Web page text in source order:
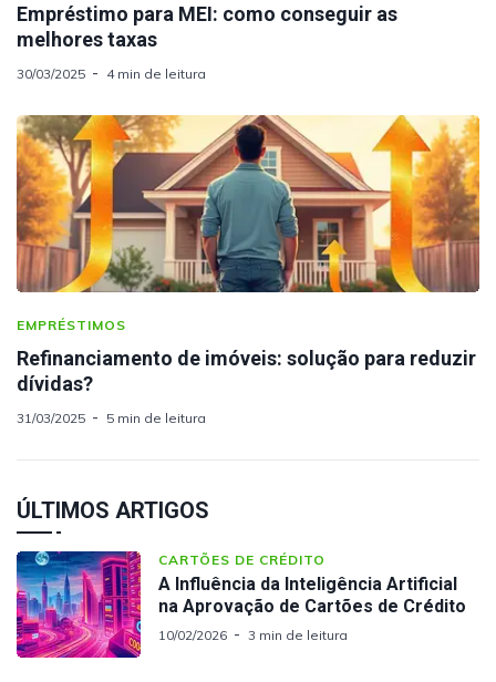
Empréstimo para MEI: como conseguir as
melhores taxas
30/03/2025 4 min de leitura
EMPRÉSTIMOS
Refinanciamento de imóveis: solução para reduzir
dívidas?
31/03/2025 5 min de leitura
ÚLTIMOS ARTIGOS
CARTÕES DE CRÉDITO
A Influência da Inteligência Artificial
na Aprovação de Cartões de Crédito
10/02/2026 3 min de leitura